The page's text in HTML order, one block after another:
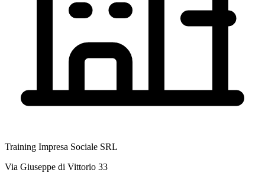
Training Impresa Sociale SRL
Via Giuseppe di Vittorio 33